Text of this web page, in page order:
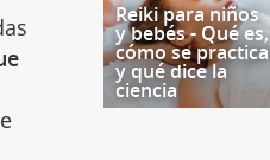
Reiki para niños
y bebés - Qué es,
cómo se practica
y qué dice la
ciencia